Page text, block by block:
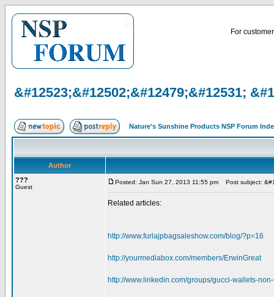
For
&#12523;&#12502;&#12479;&#12531;
Nature's Sunshine Products NSP Forum
Author
???
Guest
Posted: Jan Sun 27, 2013 11:55 pm Post subject:
Related articles:
http://www.furlajpbagsaleshow.com/blog/?p=16
http://yourmediabox.com/members/ErwinGreat
http://www.linkedin.com/groups/gucci-wallets-